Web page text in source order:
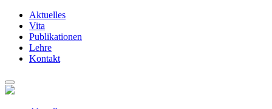
Aktuelles
Vita
Publikationen
Lehre
Kontakt
Zum